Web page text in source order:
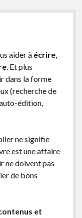
aider à écrire,
. Et plus
dans la forme
(recherche de
édition,
ne signifie
est une affaire
ne doivent pas
de bons
et